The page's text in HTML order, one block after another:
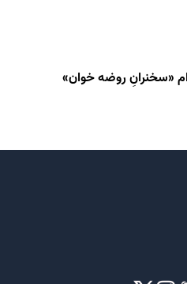
«سخنرانِ روضه خوان»